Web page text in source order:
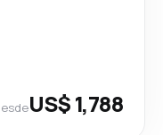
US$ 1,788